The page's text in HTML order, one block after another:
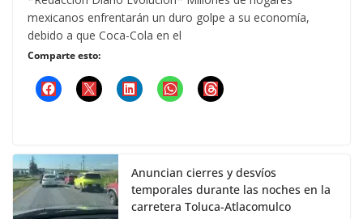
mexicanos enfrentarán un duro golpe a su economía,
debido a que Coca-Cola en el
Comparte esto:
Anuncian cierres y desvíos
temporales durante las noches en la
carretera Toluca-Atlacomulco